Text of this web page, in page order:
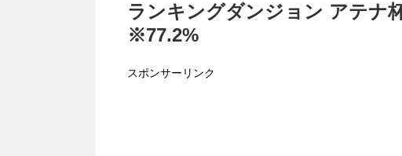
ランキングダンジョン アテナ
※77.2%
スポンサーリンク